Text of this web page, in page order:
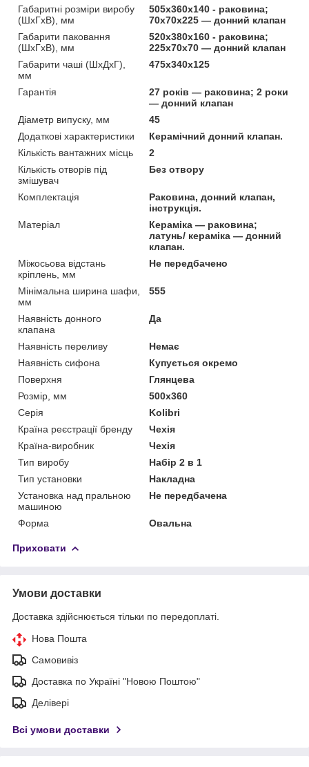
Габаритні розміри виробу
(ШхГхВ), мм
505x360x140 - раковина;
70х70х225 — донний клапан
Габарити паковання
(ШхГхВ), мм
520x380x160 - раковина;
225х70х70 — донний клапан
Габарити чаші (ШхДхГ),
мм
475х340х125
Гарантія
27 років — раковина; 2 роки
— донний клапан
Діаметр випуску, мм
45
Додаткові характеристики
Керамічний донний клапан.
Кількість вантажних місць
2
Кількість отворів під
змішувач
Без отвору
Комплектація
Раковина, донний клапан,
інструкція.
Матеріал
Кераміка — раковина;
латунь/ кераміка — донний
клапан.
Міжосьова відстань
кріплень, мм
Не передбачено
Мінімальна ширина шафи,
мм
555
Наявність донного
клапана
Да
Наявність переливу
Немає
Наявність сифона
Купується окремо
Поверхня
Глянцева
Розмір, мм
500x360
Серія
Kolibri
Країна реєстрації бренду
Чехія
Країна-виробник
Чехія
Тип виробу
Набір 2 в 1
Тип установки
Накладна
Установка над пральною
машиною
Не передбачена
Форма Овальна
Приховати
Умови доставки
Доставка здійснюється тільки по передоплаті.
Нова Пошта
Самовивіз
Доставка по Україні "Новою Поштою"
Делівері
Всі умови доставки